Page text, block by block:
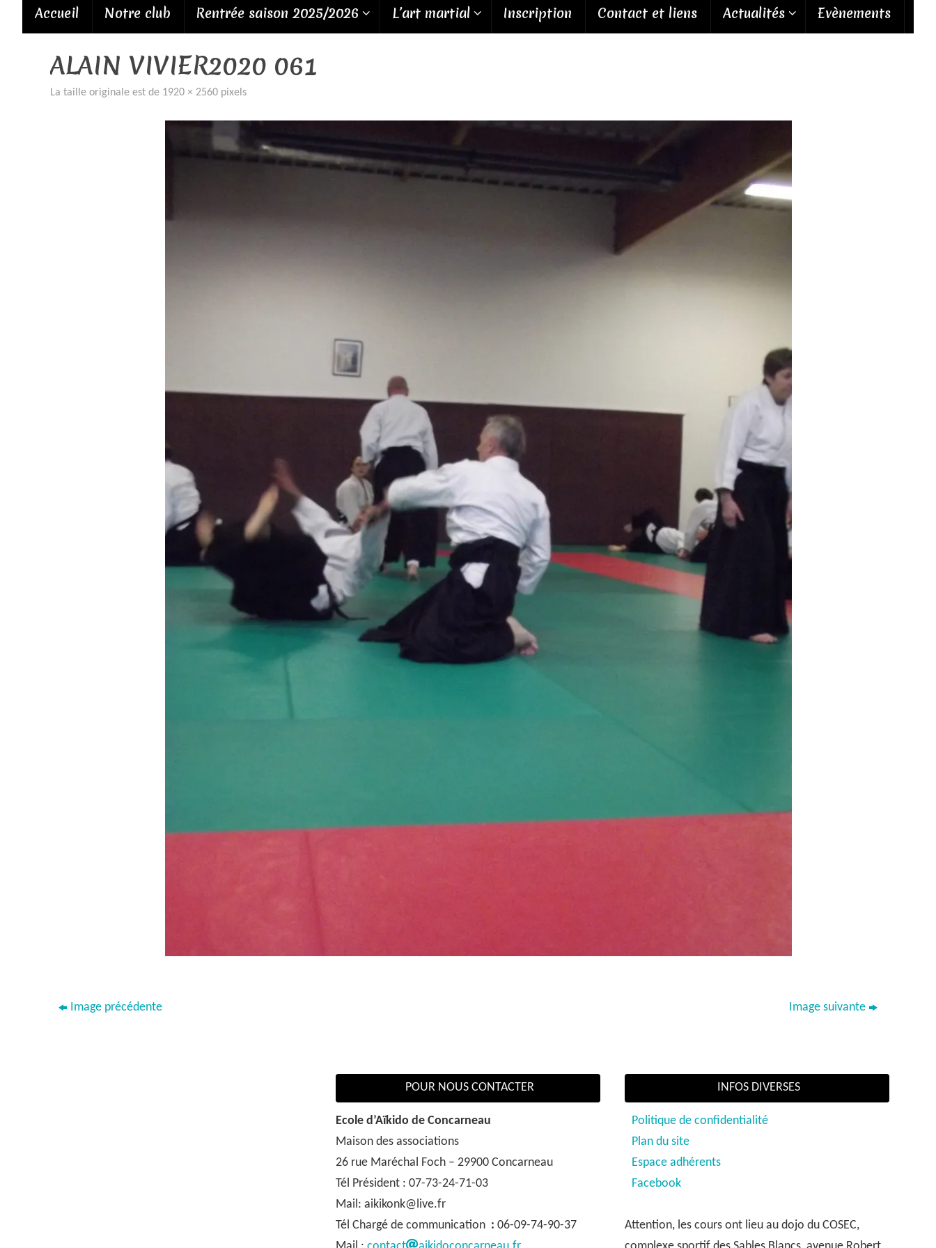
Accueil Notre club Rentrée saison 2025/2026 L’art martial Inscription Contact et liens Actualités Evènements
ALAIN VIVIER2020 061
La taille originale est de 1920 × 2560 pixels
Image précédente Image suivante
POUR NOUS CONTACTER
Ecole d’Aïkido de Concarneau
Maison des associations
26 rue Maréchal Foch – 29900 Concarneau
Tél Président : 07-73-24-71-03
Mail: aikikonk@live.fr
Tél Chargé de communication : 06-09-74-90-37
INFOS DIVERSES
Politique de confidentialité
Plan du site
Espace adhérents
Facebook
Attention, les cours ont lieu au dojo du COSEC,